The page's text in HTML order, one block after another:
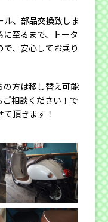
、部品交換致しま
至るまで、トータ
、安心してお乗り
の方は移し替え可能
相談ください！で
頂きます！